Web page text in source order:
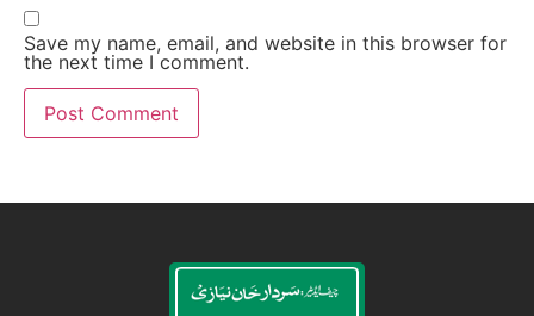
Save my name, email, and website in this browser for
the next time I comment.